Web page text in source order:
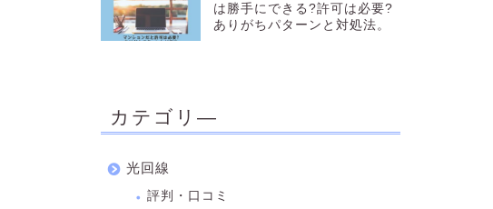
は勝手にできる?許可は必要?
ありがちパターンと対処法。
カテゴリ―
光回線
評判・口コミ